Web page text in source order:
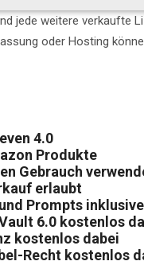
jede weitere verkaufte
oder Hosting
4.0
Produkte
Gebrauch
erlaubt
Prompts inklusive
6.0 kostenlos
kostenlos dabei
Recht kostenlos